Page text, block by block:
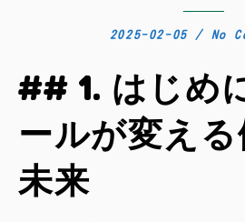
2025-02-05 / No
## 1. はじめ
ールが変え
未来